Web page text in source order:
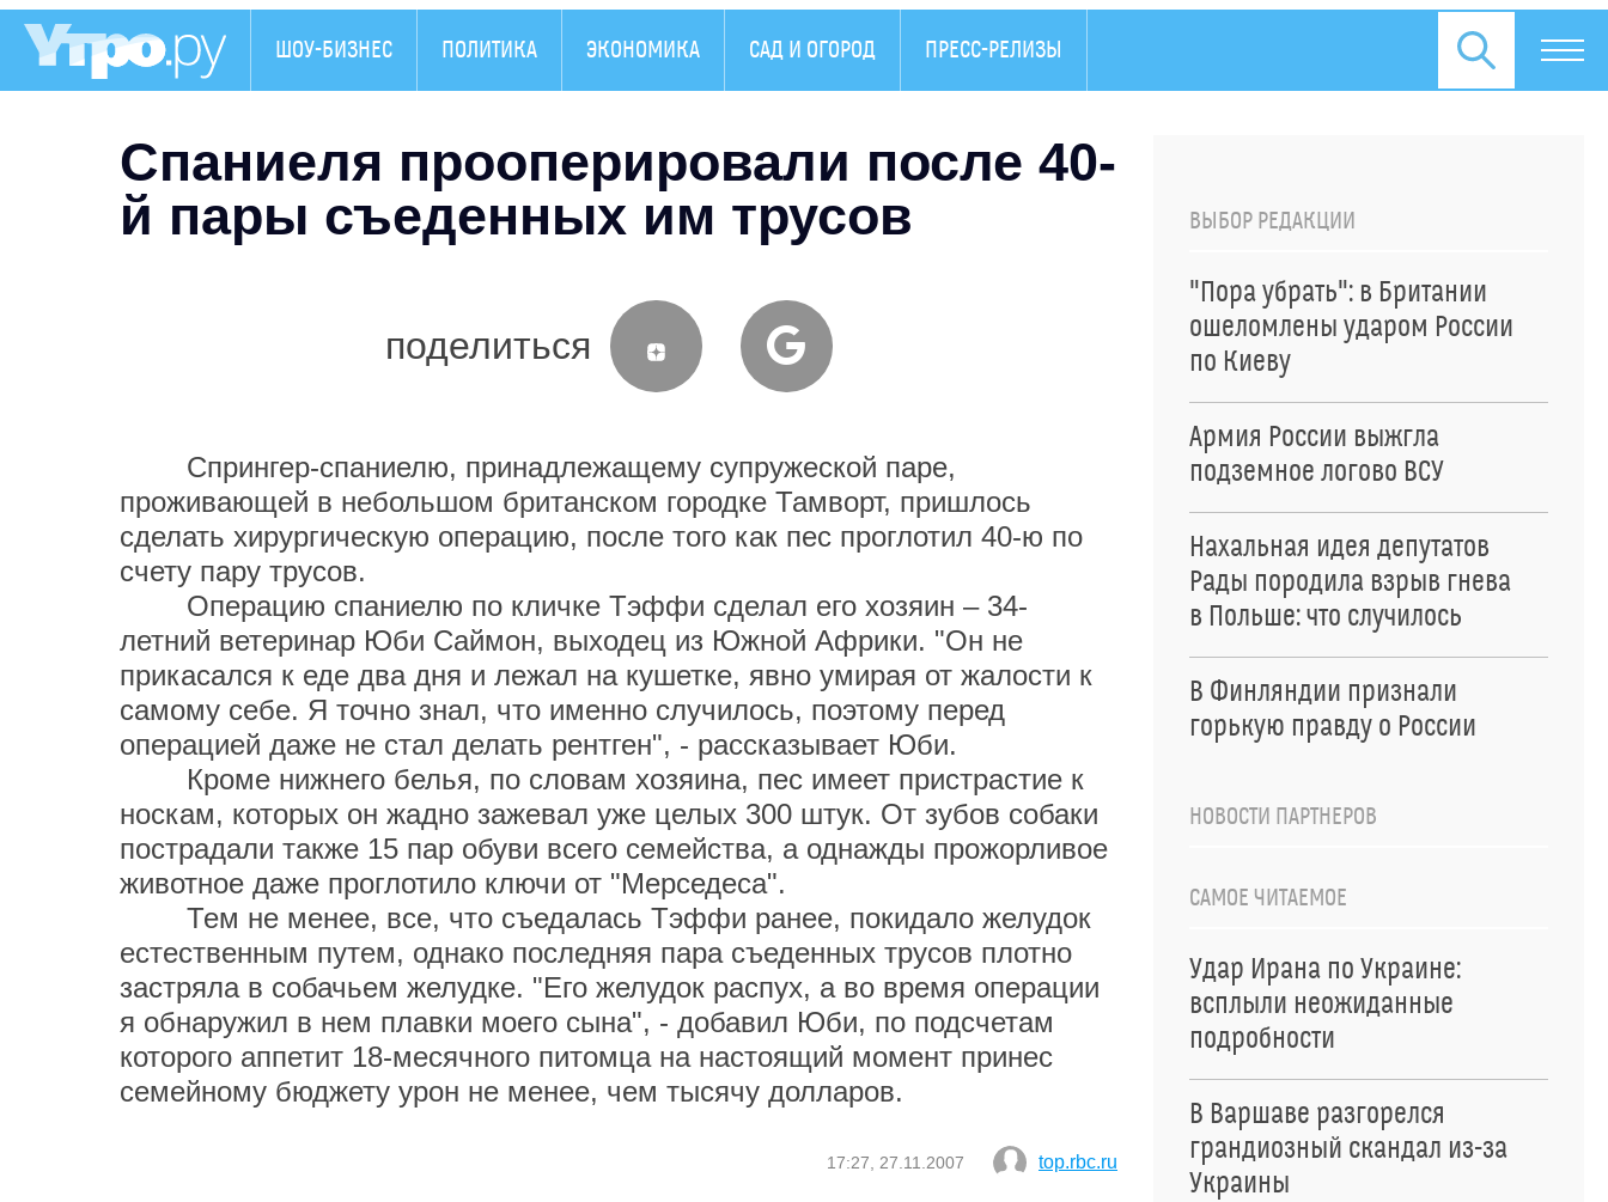
ШОУ-БИЗНЕС ПОЛИТИКА ЭКОНОМИКА САД И ОГОРОД ПРЕСС-РЕЛИЗЫ
Спаниеля прооперировали после 40-
й пары съеденных им трусов
поделиться
Спрингер-спаниелю, принадлежащему супружеской паре,
проживающей в небольшом британском городке Тамворт, пришлось
сделать хирургическую операцию, после того как пес проглотил 40-ю по
счету пару трусов.
Операцию спаниелю по кличке Тэффи сделал его хозяин – 34-
летний ветеринар Юби Саймон, выходец из Южной Африки. "Он не
прикасался к еде два дня и лежал на кушетке, явно умирая от жалости к
самому себе. Я точно знал, что именно случилось, поэтому перед
операцией даже не стал делать рентген", - рассказывает Юби.
Кроме нижнего белья, по словам хозяина, пес имеет пристрастие к
носкам, которых он жадно зажевал уже целых 300 штук. От зубов собаки
пострадали также 15 пар обуви всего семейства, а однажды прожорливое
животное даже проглотило ключи от "Мерседеса".
Тем не менее, все, что съедалась Тэффи ранее, покидало желудок
естественным путем, однако последняя пара съеденных трусов плотно
застряла в собачьем желудке. "Его желудок распух, а во время операции
я обнаружил в нем плавки моего сына", - добавил Юби, по подсчетам
которого аппетит 18-месячного питомца на настоящий момент принес
семейному бюджету урон не менее, чем тысячу долларов.
17:27, 27.11.2007 top.rbc.ru
ВЫБОР РЕДАКЦИИ
"Пора убрать": в Британии
ошеломлены ударом России
по Киеву
Армия России выжгла
подземное логово ВСУ
Нахальная идея депутатов
Рады породила взрыв гнева
в Польше: что случилось
В Финляндии признали
горькую правду о России
НОВОСТИ ПАРТНЕРОВ
САМОЕ ЧИТАЕМОЕ
Удар Ирана по Украине:
всплыли неожиданные
подробности
В Варшаве разгорелся
грандиозный скандал из-за
Украины